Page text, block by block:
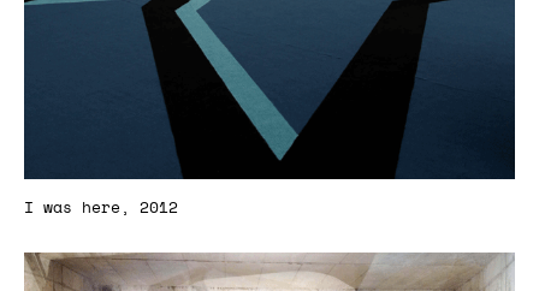
I was here, 2012